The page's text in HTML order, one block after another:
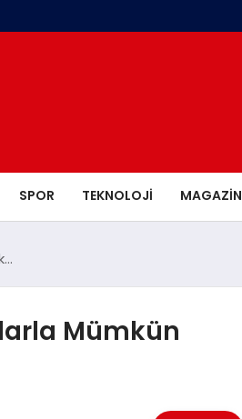
SPOR TEKNOLOJI MAGAZIN
Mümkün